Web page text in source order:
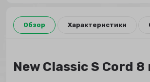
Обзор Характеристики
New Classic S Cord 8